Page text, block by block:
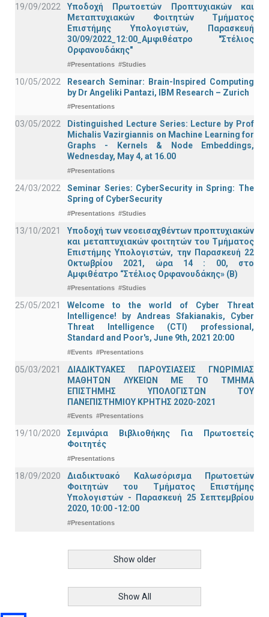
19/09/2022
Υποδοχή Πρωτοετών Προπτυχιακών και
Μεταπτυχιακών Φοιτητών Τμήματος
Επιστήμης Υπολογιστών, Παρασκευή
30/09/2022_12:00_Αμφιθέατρο "Στέλιος
Ορφανουδάκης"
#Presentations #Studies
10/05/2022
Research Seminar: Brain-Inspired Computing
by Dr Angeliki Pantazi, IBM Research – Zurich
#Presentations
03/05/2022
Distinguished Lecture Series: Lecture by Prof
Michalis Vazirgiannis on Machine Learning for
Graphs - Kernels & Νode Εmbeddings,
Wednesday, May 4, at 16.00
#Presentations
24/03/2022
Seminar Series: CyberSecurity in Spring: The
Spring of CyberSecurity
#Presentations #Studies
13/10/2021
Υποδοχή των νεοεισαχθέντων προπτυχιακών
και μεταπτυχιακών φοιτητών του Τμήματος
Επιστήμης Υπολογιστών, την Παρασκευή 22
Οκτωβρίου 2021, ώρα 14 : 00, στο
Αμφιθέατρο “Στέλιος Ορφανουδάκης» (Β)
#Presentations #Studies
25/05/2021
Welcome to the world of Cyber Threat
Intelligence! by Andreas Sfakianakis, Cyber
Threat Intelligence (CTI) professional,
Standard and Poor's, June 9th, 2021 20:00
#Events #Presentations
05/03/2021
ΔΙΑΔΙΚΤΥΑΚΕΣ ΠΑΡΟΥΣΙΑΣΕΙΣ ΓΝΩΡΙΜΙΑΣ
ΜΑΘΗΤΩΝ ΛΥΚΕΙΩΝ ΜΕ ΤΟ ΤΜΗΜΑ
ΕΠΙΣΤΗΜΗΣ ΥΠΟΛΟΓΙΣΤΩΝ ΤΟΥ
ΠΑΝΕΠΙΣΤΗΜΙΟΥ ΚΡΗΤΗΣ 2020-2021
#Events #Presentations
19/10/2020
Σεμινάρια Βιβλιοθήκης Για Πρωτοετείς
Φοιτητές
#Presentations
18/09/2020
Διαδικτυακό Καλωσόρισμα Πρωτοετών
Φοιτητών του Τμήματος Επιστήμης
Υπολογιστών - Παρασκευή 25 Σεπτεμβρίου
2020, 10:00 -12:00
#Presentations
Show older
Show All